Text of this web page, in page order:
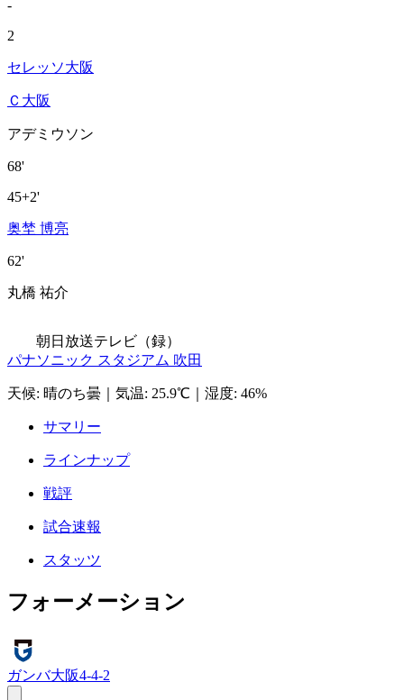
-
2
セレッソ大阪
Ｃ大阪
アデミウソン
68'
45+2'
奥埜 博亮
62'
丸橋 祐介
朝日放送テレビ（録）
パナソニック スタジアム 吹田
天候: 晴のち曇 気温: 25.9℃ 湿度: 46%
サマリー
ラインナップ
戦評
試合速報
スタッツ
フォーメーション
ガンバ大阪4-4-2